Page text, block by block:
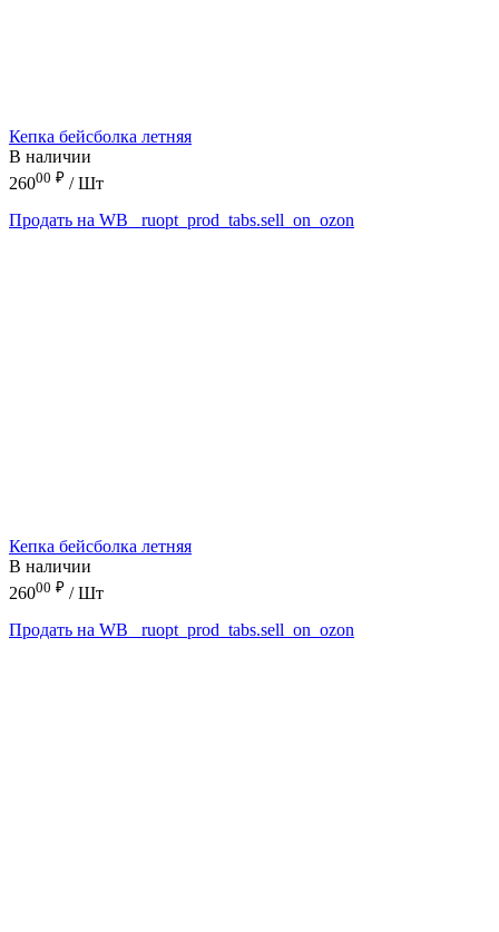
Кепка бейсболка летняя
В наличии
26000 ₽ / Шт
Продать на WB
_ruopt_prod_tabs.sell_on_ozon
Кепка бейсболка летняя
В наличии
26000 ₽ / Шт
Продать на WB
_ruopt_prod_tabs.sell_on_ozon